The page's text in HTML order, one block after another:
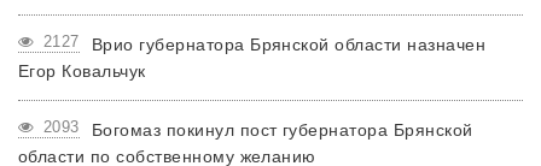
2127
Врио губернатора Брянской области назначен
Егор Ковальчук
2093
Богомаз покинул пост губернатора Брянской
области по собственному желанию